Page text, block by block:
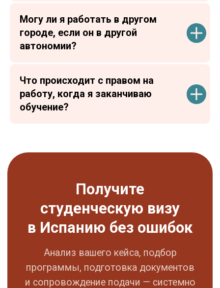
Могу ли я работать в другом
городе, если он в другой
автономии?
Что происходит с правом на
работу, когда я заканчиваю
обучение?